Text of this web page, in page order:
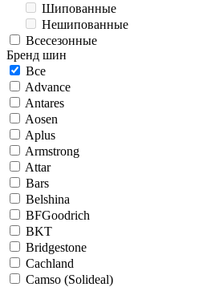
Шипованные
Нешипованные
Всесезонные
Бренд шин
Все
Advance
Antares
Aosen
Aplus
Armstrong
Attar
Bars
Belshina
BFGoodrich
BKT
Bridgestone
Cachland
Camso (Solideal)